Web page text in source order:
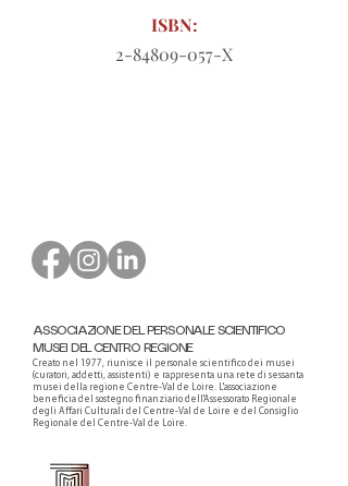
ISBN:
2-84809-057-X
ASSOCIAZIONE DEL PERSONALE SCIENTIFICO
MUSEI DEL CENTRO REGIONE
Creato nel 1977, riunisce il personale scientifico dei musei
(curatori, addetti, assistenti) e rappresenta una rete di sessanta
musei della regione Centre-Val de Loire. L'associazione
beneficia del sostegno finanziario dell'Assessorato Regionale
degli Affari Culturali del Centre-Val de Loire e del Consiglio
Regionale del Centre-Val de Loire.